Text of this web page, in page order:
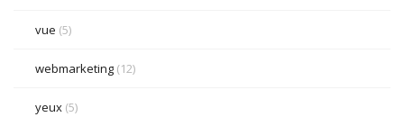
vue (5)
webmarketing (12)
yeux (5)